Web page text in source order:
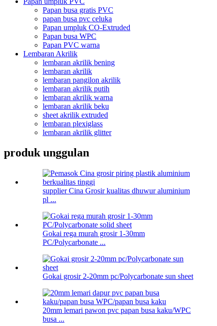
Papan busa gratis PVC
papan busa pvc celuka
Papan umpluk CO-Extruded
Papan busa WPC
Papan PVC warna
Lembaran Akrilik
lembaran akrilik bening
lembaran akrilik
lembaran pangilon akrilik
lembaran akrilik putih
lembaran akrilik warna
lembaran akrilik beku
sheet akrilik extruded
lembaran plexiglass
lembaran akrilik glitter
produk unggulan
supplier Cina Grosir kualitas dhuwur aluminium
pl ...
Gokai rega murah grosir 1-30mm
PC/Polycarbonate ...
Gokai grosir 2-20mm pc/Polycarbonate sun sheet
20mm lemari pawon pvc papan busa kaku/WPC
busa ...